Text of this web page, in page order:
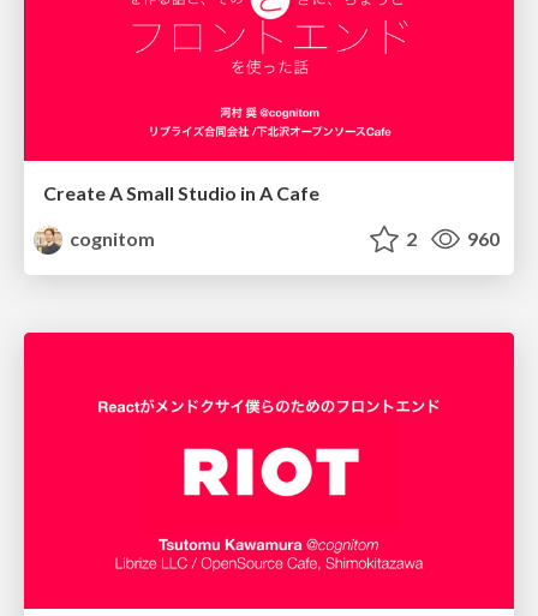
Create A Small Studio in A Cafe
cognitom
2 960